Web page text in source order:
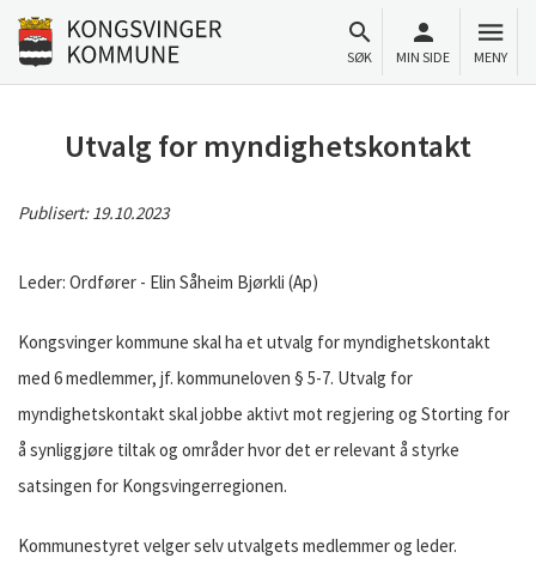
Til innhold
Gå til forsiden
SØK MIN SIDE MENY
Utvalg for myndighetskontakt
Publisert:19.10.2023
Leder: Ordfører - Elin Såheim Bjørkli (Ap)
Kongsvinger kommune skal ha et utvalg for myndighetskontakt
med 6 medlemmer, jf. kommuneloven § 5-7. Utvalg for
myndighetskontakt skal jobbe aktivt mot regjering og Storting for
å synliggjøre tiltak og områder hvor det er relevant å styrke
satsingen for Kongsvingerregionen.
Kommunestyret velger selv utvalgets medlemmer og leder.